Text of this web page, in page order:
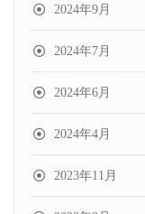
2024年9月
2024年7月
2024年6月
2024年4月
2023年11月